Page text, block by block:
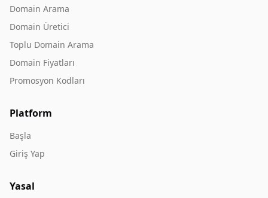
Domain Arama
Domain Üretici
Toplu Domain Arama
Domain Fiyatları
Promosyon Kodları
Platform
Başla
Giriş Yap
Yasal